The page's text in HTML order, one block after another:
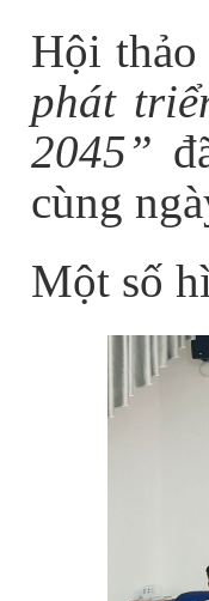
Hội thảo
phát
2045”
cùng
Một số